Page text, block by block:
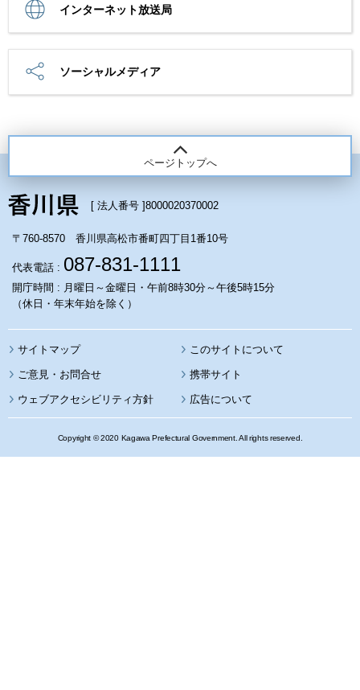
インターネット放送局
ソーシャルメディア
ページトップへ
[ 法人番号 ]8000020370002
〒760-8570 香川県高松市番町四丁目1番10号
代表電話 : 087-831-1111
開庁時間 : 月曜日～金曜日・午前8時30分～午後5時15分
（休日・年末年始を除く）
サイトマップ このサイトについて
携帯サイト
ウェブアクセシビリティ方針 広告について
Copyright © 2020 Kagawa Prefectural Government. All rights reserved.